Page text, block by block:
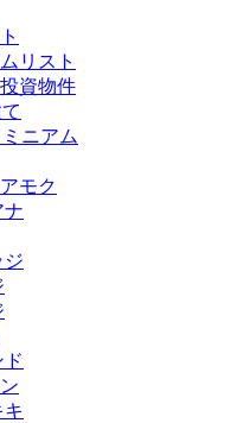
リスト
資物件
ニアム
モク
ナ
ジ